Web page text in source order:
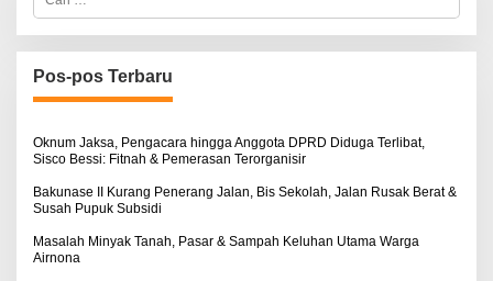
r
i
u
n
u
:
Pos-pos Terbaru
Oknum Jaksa, Pengacara hingga Anggota DPRD Diduga Terlibat,
Sisco Bessi: Fitnah & Pemerasan Terorganisir
Bakunase II Kurang Penerang Jalan, Bis Sekolah, Jalan Rusak Berat &
Susah Pupuk Subsidi
Masalah Minyak Tanah, Pasar & Sampah Keluhan Utama Warga
Airnona